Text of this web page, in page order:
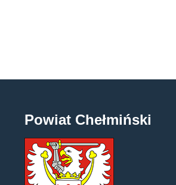
Powiat Chełmiński